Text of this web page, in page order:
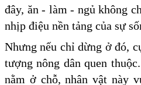
đây, ăn - làm - ngủ không
nhịp điệu nền tảng của sự
Nhưng nếu chỉ dừng ở đó,
tượng nông dân quen
nằm ở chỗ, nhân vật này